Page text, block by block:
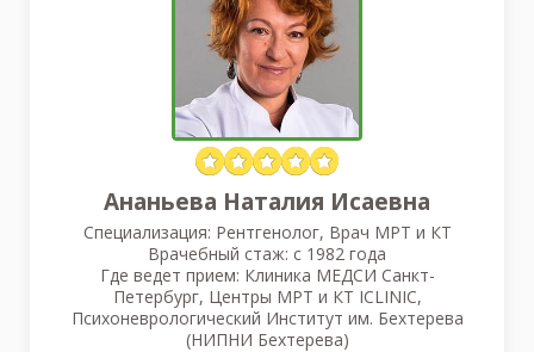
Ананьева Наталия Исаевна
Специализация: Рентгенолог, Врач МРТ и КТ
Врачебный стаж: с 1982 года
Где ведет прием: Клиника МЕДСИ Санкт-
Петербург, Центры МРТ и КТ ICLINIC,
Психоневрологический Институт им. Бехтерева
(НИПНИ Бехтерева)